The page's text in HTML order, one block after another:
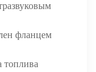
фланцем
топлива